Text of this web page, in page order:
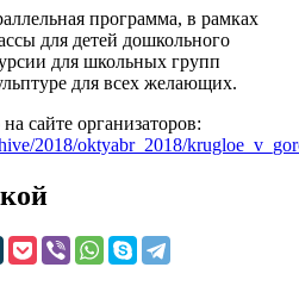
программа, в рамках
для детей дошкольного
для школьных групп
для всех желающих.
сайте организаторов:
2018/oktyabr_2018/